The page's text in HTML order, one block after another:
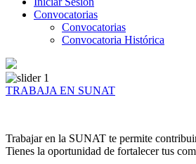
Convocatorias
Convocatorias
Convocatoria Histórica
TRABAJA EN SUNAT
Trabajar en la SUNAT te permite
Tienes la oportunidad de fortalecer tus